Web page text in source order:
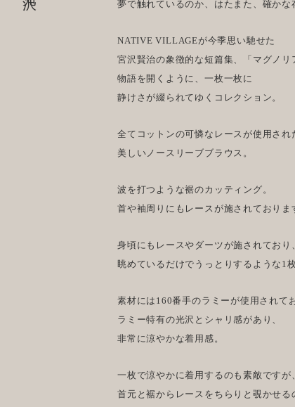
夢で触れているのか、はたまた、確かな
NATIVE VILLAGEが今季思い馳せた
宮沢賢治の象徴的な短篇集、「マグノリ
物語を開くように、一枚一枚に
静けさが綴られてゆくコレクション。
全てコットンの可憐なレースが使用され
美しいノースリーブブラウス。
波を打つような裾のカッティング。
首や袖周りにもレースが施されておりま
身頃にもレースやダーツが施されており
眺めているだけでうっとりするような1枚
素材には160番手のラミーが使用されて
ラミー特有の光沢とシャリ感があり、
非常に涼やかな着用感。
一枚で涼やかに着用するのも素敵ですが
首元と裾からレースをちらりと覗かせる